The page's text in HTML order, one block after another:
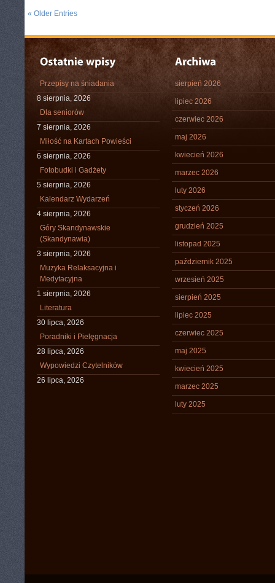
« Older Entries
Przepisy na śniadania
8 sierpnia, 2026
Dla seniorów
7 sierpnia, 2026
Miłość na Kartach Powieści
6 sierpnia, 2026
Fotobudki i Gadżety
5 sierpnia, 2026
Kalendarz Wydarzeń
4 sierpnia, 2026
Góry Skandynawskie
(Skandynawia)
3 sierpnia, 2026
Muzyka Relaksacyjna i
Medytacyjna
1 sierpnia, 2026
Literatura
30 lipca, 2026
Poradniki i Pielęgnacja
28 lipca, 2026
Wypowiedzi Czytelników
26 lipca, 2026
sierpień 2026
lipiec 2026
czerwiec 2026
maj 2026
kwiecień 2026
marzec 2026
luty 2026
styczeń 2026
grudzień 2025
listopad 2025
październik 2025
wrzesień 2025
sierpień 2025
lipiec 2025
czerwiec 2025
maj 2025
kwiecień 2025
marzec 2025
luty 2025